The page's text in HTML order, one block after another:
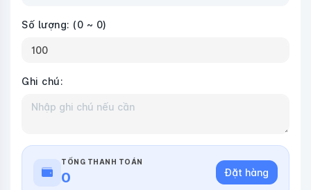
Số lượng: (0 ~ 0)
Ghi chú:
TỔNG THANH TOÁN
0 Đặt hàng